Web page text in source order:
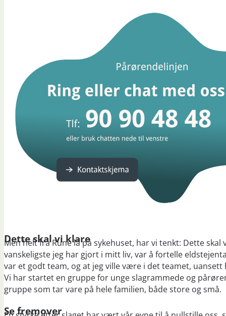
Dette skal vi klare
Men helt fra Rune lå på sykehuset, har vi tenkt: Dette
vanskeligste jeg har gjort i mitt liv, var å fortelle
var et godt team, og at jeg ville være i det teamet,
Vi har startet en gruppe for unge slagrammede og
gruppe som tar vare på hele familien, både store og små.
Se fremover